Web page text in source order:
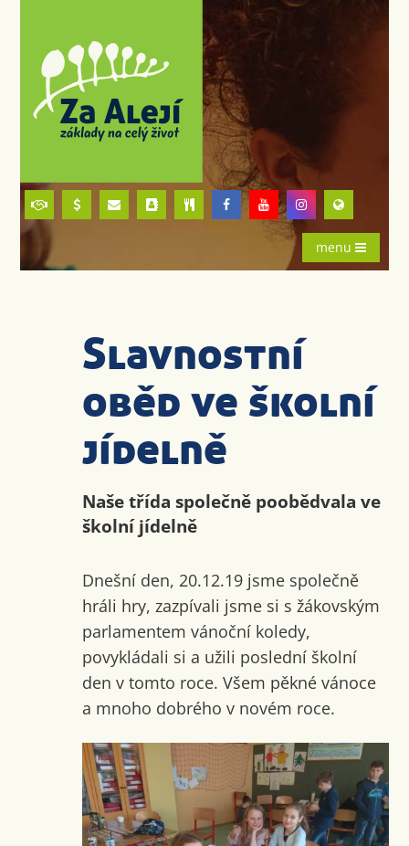
menu
Slavnostní
oběd ve školní
jídelně
Naše třída společně poobědvala ve
školní jídelně
Dnešní den, 20.12.19 jsme společně
hráli hry, zazpívali jsme si s žákovským
parlamentem vánoční koledy,
povykládali si a užili poslední školní
den v tomto roce. Všem pěkné vánoce
a mnoho dobrého v novém roce.